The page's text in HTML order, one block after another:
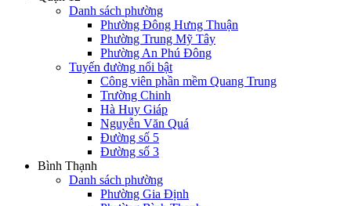
Danh sách phường
Phường Đông Hưng Thuận
Phường Trung Mỹ Tây
Phường An Phú Đông
Tuyến đường nổi bật
Công viên phần mềm Quang Trung
Trường Chinh
Hà Huy Giáp
Nguyễn Văn Quá
Đường số 5
Đường số 3
Bình Thạnh
Danh sách phường
Phường Gia Định